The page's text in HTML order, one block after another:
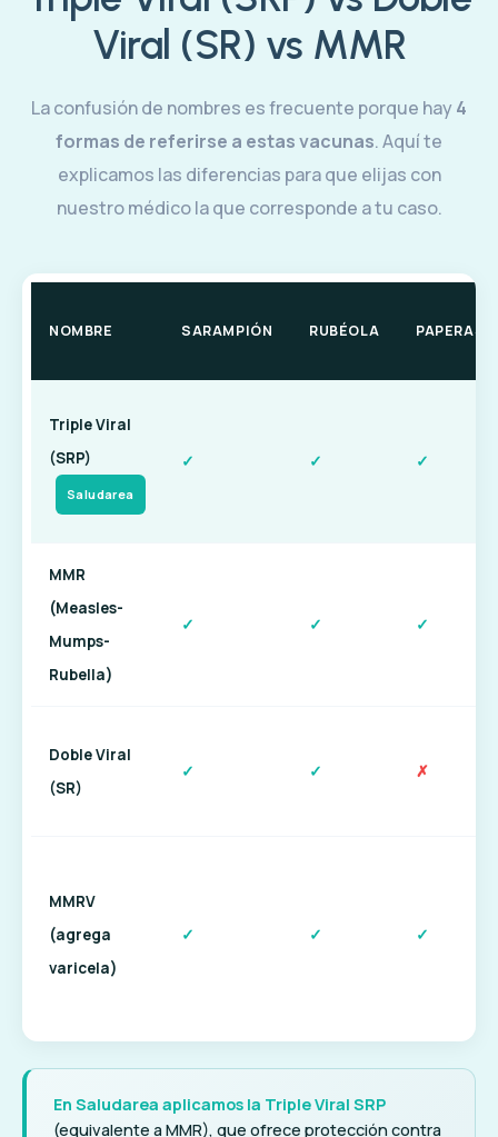
Viral (SR) vs MMR
La confusión de nombres es frecuente porque hay 4
formas de referirse a estas vacunas. Aquí te
explicamos las diferencias para que elijas con
nuestro médico la que corresponde a tu caso.
NOMBRE SARAMPIÓN RUBÉOLA PAPERAS
Triple Viral
(SRP)
Saludarea
✓ ✓ ✓
MMR
(Measles-
Mumps-
Rubella)
✓ ✓ ✓
Doble Viral
(SR)
✓ ✓ ✗
MMRV
(agrega
varicela)
✓ ✓ ✓
En Saludarea aplicamos la Triple Viral SRP
(equivalente a MMR), que ofrece protección contra